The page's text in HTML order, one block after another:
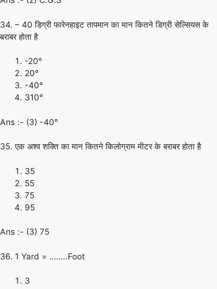
34. – 40 डिग्री फारेनहाइट तापमान का मान कितने डिग्री सेल्सियस के
बराबर होता है
-20°
20°
-40°
310°
Ans :- (3) -40°
35. एक अश्व शक्ति का मान कितने किलोग्राम मीटर के बराबर होता है
35
55
75
95
Ans :- (3) 75
36. 1 Yard = ……..Foot
3